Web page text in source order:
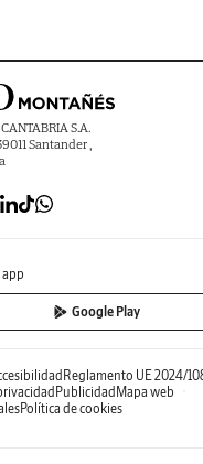
S.A.
Santander ,
app
Google Play
Reglamento UE 2024/
PublicidadMapa web
Política de cookies